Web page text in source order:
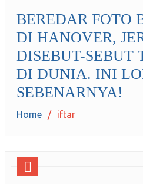
JERAMIDOTINFO
Berita dan Informasi Terkini
BEREDAR FOTO
DI HANOVER,
DISEBUT-SEBUT
DI DUNIA. INI
SEBENARNYA!
Home iftar